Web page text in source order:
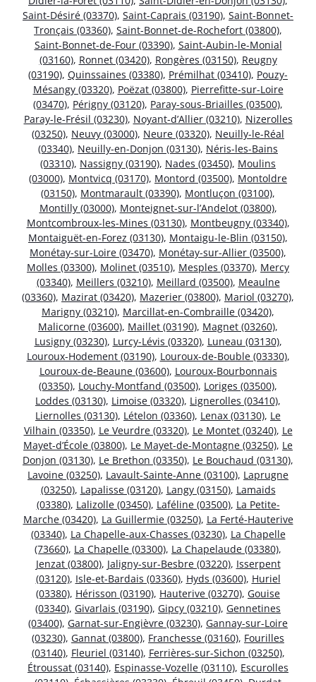
Saint-Désiré (03370), Saint-Caprais (03190), Saint-Bonnet-
Tronçais (03360), Saint-Bonnet-de-Rochefort (03800),
Saint-Bonnet-de-Four (03390), Saint-Aubin-le-Monial
(03160), Ronnet (03420), Rongères (03150), Reugny
(03190), Quinssaines (03380), Prémilhat (03410), Pouzy-
Mésangy (03320), Poëzat (03800), Pierrefitte-sur-Loire
(03470), Périgny (03120), Paray-sous-Briailles (03500),
Paray-le-Frésil (03230), Noyant-d’Allier (03210), Nizerolles
(03250), Neuvy (03000), Neure (03320), Neuilly-le-Réal
(03340), Neuilly-en-Donjon (03130), Néris-les-Bains
(03310), Nassigny (03190), Nades (03450), Moulins
(03000), Montvicq (03170), Montord (03500), Montoldre
(03150), Montmarault (03390), Montluçon (03100),
Montilly (03000), Monteignet-sur-l’Andelot (03800),
Montcombroux-les-Mines (03130), Montbeugny (03340),
Montaiguët-en-Forez (03130), Montaigu-le-Blin (03150),
Monétay-sur-Loire (03470), Monétay-sur-Allier (03500),
Molles (03300), Molinet (03510), Mesples (03370), Mercy
(03340), Meillers (03210), Meillard (03500), Meaulne
(03360), Mazirat (03420), Mazerier (03800), Mariol (03270),
Marigny (03210), Marcillat-en-Combraille (03420),
Malicorne (03600), Maillet (03190), Magnet (03260),
Lusigny (03230), Lurcy-Lévis (03320), Luneau (03130),
Louroux-Hodement (03190), Louroux-de-Bouble (03330),
Louroux-de-Beaune (03600), Louroux-Bourbonnais
(03350), Louchy-Montfand (03500), Loriges (03500),
Loddes (03130), Limoise (03320), Lignerolles (03410),
Liernolles (03130), Lételon (03360), Lenax (03130), Le
Vilhain (03350), Le Veurdre (03320), Le Montet (03240), Le
Mayet-d’École (03800), Le Mayet-de-Montagne (03250), Le
Donjon (03130), Le Brethon (03350), Le Bouchaud (03130),
Lavoine (03250), Lavault-Sainte-Anne (03100), Laprugne
(03250), Lapalisse (03120), Langy (03150), Lamaids
(03380), Lalizolle (03450), Laféline (03500), La Petite-
Marche (03420), La Guillermie (03250), La Ferté-Hauterive
(03340), La Chapelle-aux-Chasses (03230), La Chapelle
(73660), La Chapelle (03300), La Chapelaude (03380),
Jenzat (03800), Jaligny-sur-Besbre (03220), Isserpent
(03120), Isle-et-Bardais (03360), Hyds (03600), Huriel
(03380), Hérisson (03190), Hauterive (03270), Gouise
(03340), Givarlais (03190), Gipcy (03210), Gennetines
(03400), Garnat-sur-Engièvre (03230), Gannay-sur-Loire
(03230), Gannat (03800), Franchesse (03160), Fourilles
(03140), Fleuriel (03140), Ferrières-sur-Sichon (03250),
Étroussat (03140), Espinasse-Vozelle (03110), Escurolles